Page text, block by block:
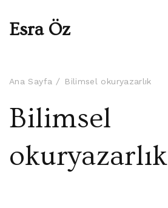
Esra Öz
Ana Sayfa Bilimsel okuryazarlık
Bilimsel
okuryazarlık